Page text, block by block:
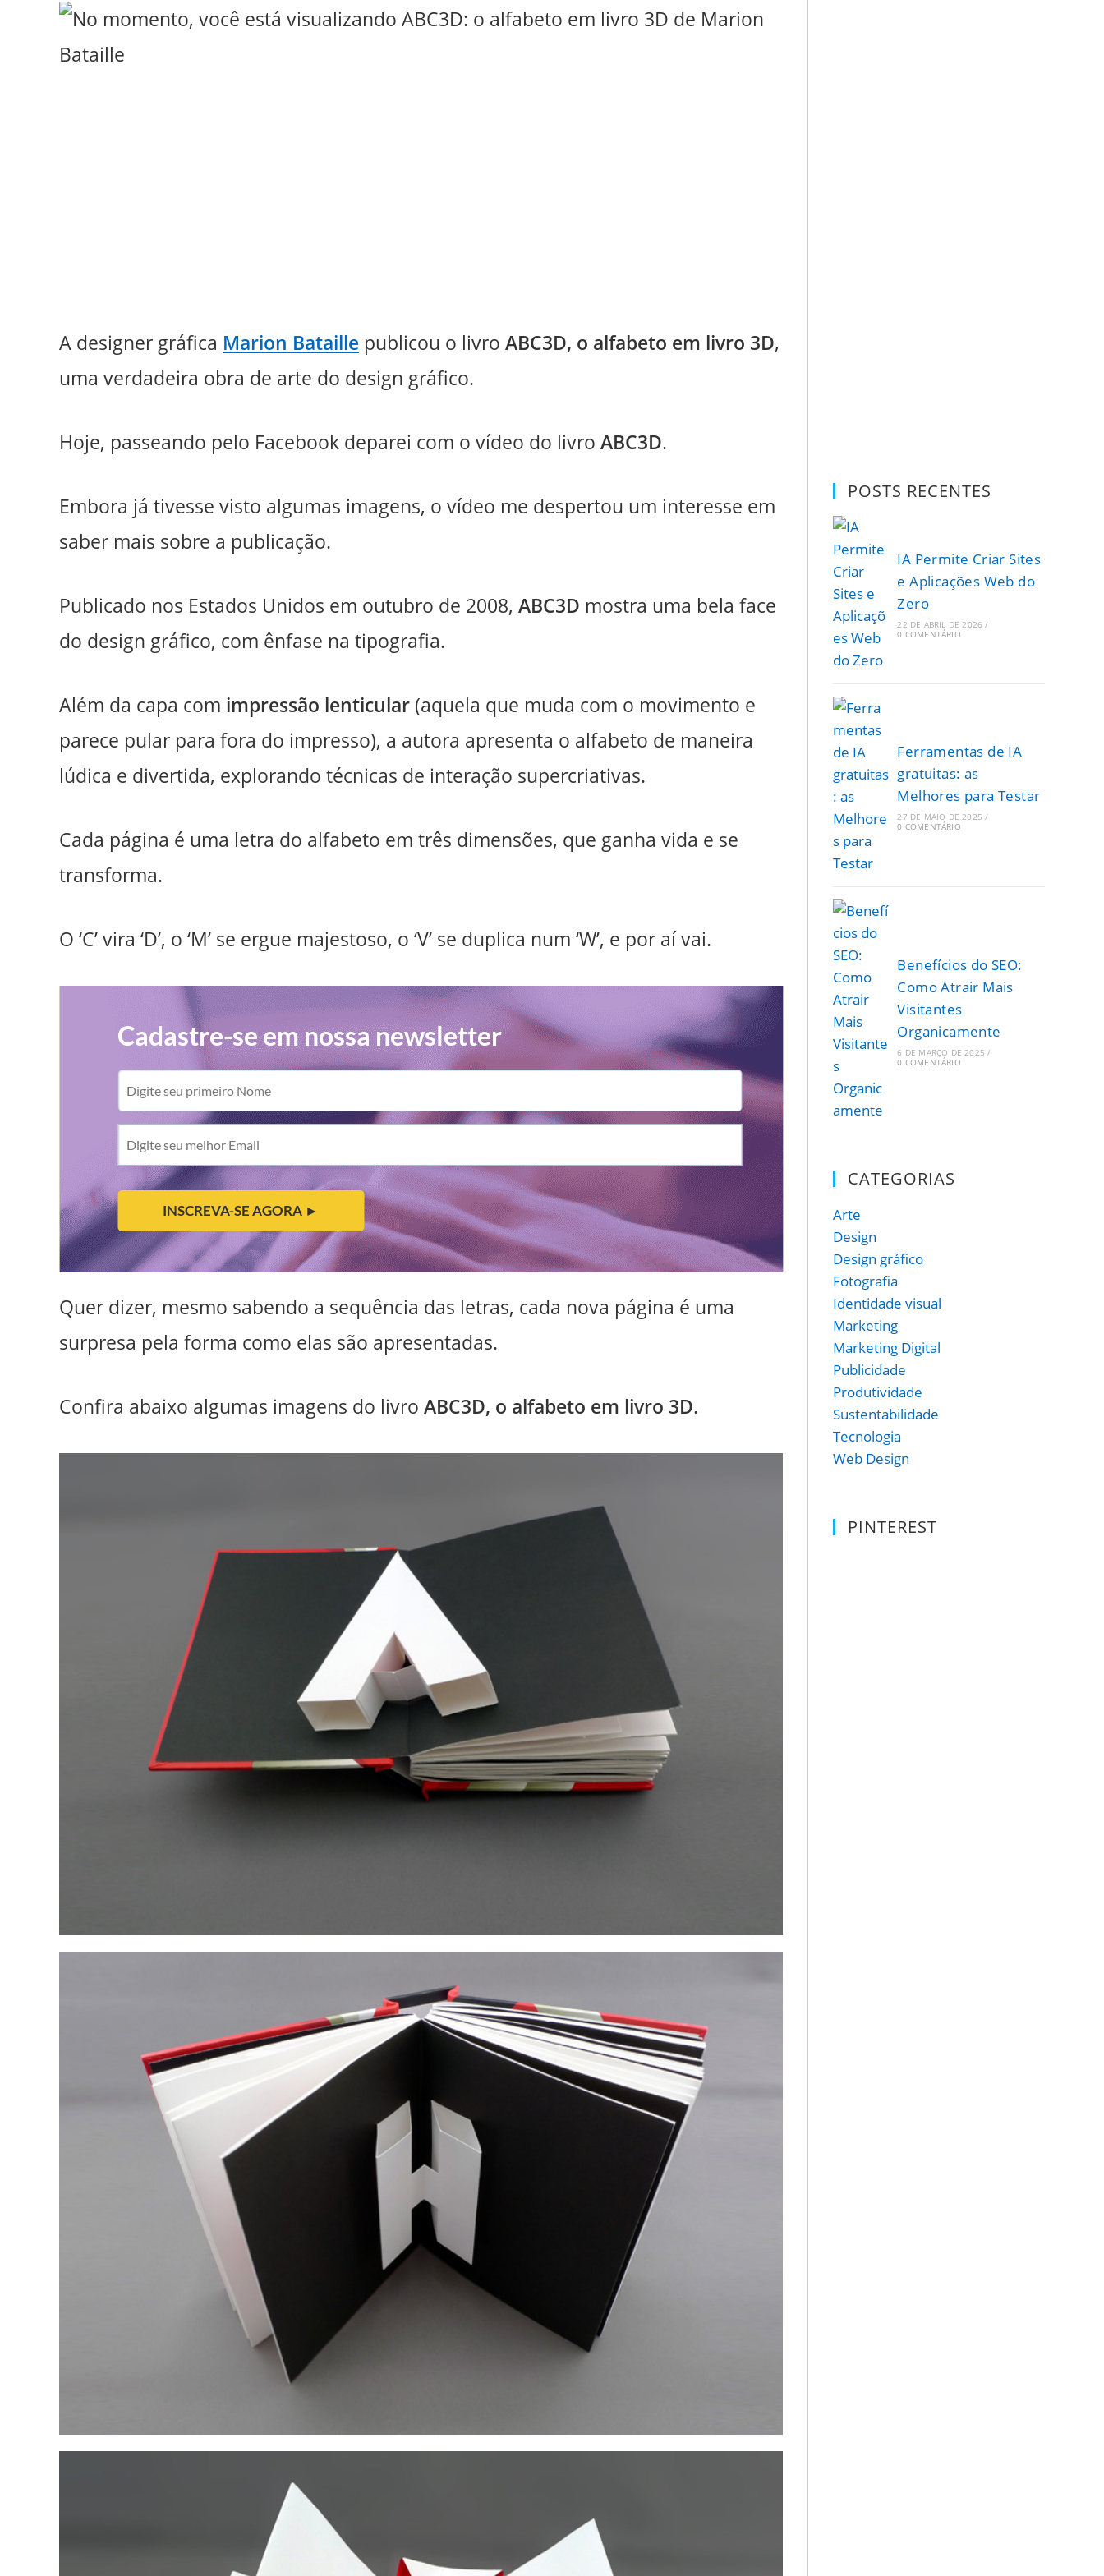
A designer gráfica Marion Bataille publicou o livro ABC3D, o alfabeto em livro 3D,
uma verdadeira obra de arte do design gráfico.
Hoje, passeando pelo Facebook deparei com o vídeo do livro ABC3D.
Embora já tivesse visto algumas imagens, o vídeo me despertou um interesse em
saber mais sobre a publicação.
Publicado nos Estados Unidos em outubro de 2008, ABC3D mostra uma bela face
do design gráfico, com ênfase na tipografia.
Além da capa com impressão lenticular (aquela que muda com o movimento e
parece pular para fora do impresso), a autora apresenta o alfabeto de maneira
lúdica e divertida, explorando técnicas de interação supercriativas.
Cada página é uma letra do alfabeto em três dimensões, que ganha vida e se
transforma.
O ‘C’ vira ‘D’, o ‘M’ se ergue majestoso, o ‘V’ se duplica num ‘W’, e por aí vai.
Quer dizer, mesmo sabendo a sequência das letras, cada nova página é uma
surpresa pela forma como elas são apresentadas.
Confira abaixo algumas imagens do livro ABC3D, o alfabeto em livro 3D.
POSTS RECENTES
IA Permite Criar Sites
e Aplicações Web do
Zero
22 DE ABRIL DE 2026 /
0 COMENTÁRIO
Ferramentas de IA
gratuitas: as
Melhores para Testar
27 DE MAIO DE 2025 /
0 COMENTÁRIO
Benefícios do SEO:
Como Atrair Mais
Visitantes
Organicamente
6 DE MARÇO DE 2025 /
0 COMENTÁRIO
CATEGORIAS
Arte
Design
Design gráfico
Fotografia
Identidade visual
Marketing
Marketing Digital
Publicidade
Produtividade
Sustentabilidade
Tecnologia
Web Design
PINTEREST